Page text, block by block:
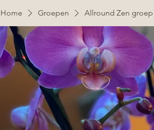
Home Groepen Allround Zen groep